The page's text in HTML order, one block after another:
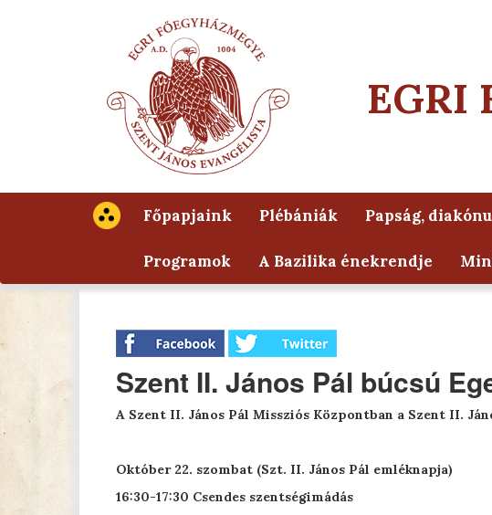
EGRI
Főpapjaink Plébániák Papság,
Programok A Bazilika énekrendje
Szent II. János Pál búcsú
A Szent II. János Pál Missziós Központban a Szent II.
Október 22. szombat (Szt. II. János Pál emléknapja)
16:30-17:30 Csendes szentségimádás